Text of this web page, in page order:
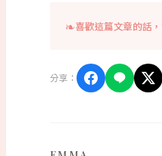
喜歡這篇文章的話
分享：